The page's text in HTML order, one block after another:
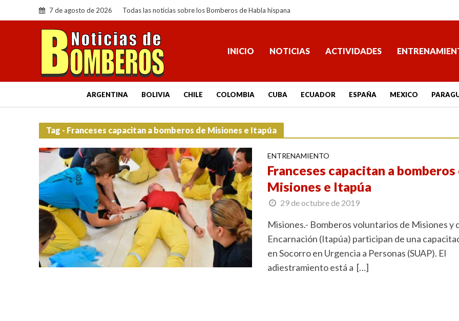
7 de agosto de 2026 Todas las noticias sobre los Bomberos de Habla hispana
INICIO NOTICIAS ACTIVIDADES
ARGENTINA BOLIVIA CHILE COLOMBIA CUBA ECUADOR ESPAÑA MEXICO
Tag - Franceses capacitan a bomberos de Misiones e Itapúa
ENTRENAMIENTO
Franceses capacitan a bomberos
Misiones e Itapúa
29 de octubre de 2019
Misiones.- Bomberos voluntarios de Misiones y
Encarnación (Itapúa) participan de una
en Socorro en Urgencia a Personas (SUAP). El
adiestramiento está a […]